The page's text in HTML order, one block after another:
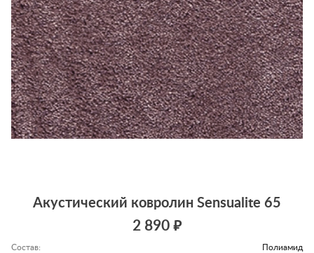
Акустический ковролин Sensualite 65
2 890 ₽
Состав:
Полиамид